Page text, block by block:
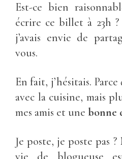
Est-ce bien
écrire ce billet à 23h ?
j’avais envie de
vous.
En fait, j’hésitais.
avec la cuisine, mais
mes amis et une bonne
Je poste, je poste pas